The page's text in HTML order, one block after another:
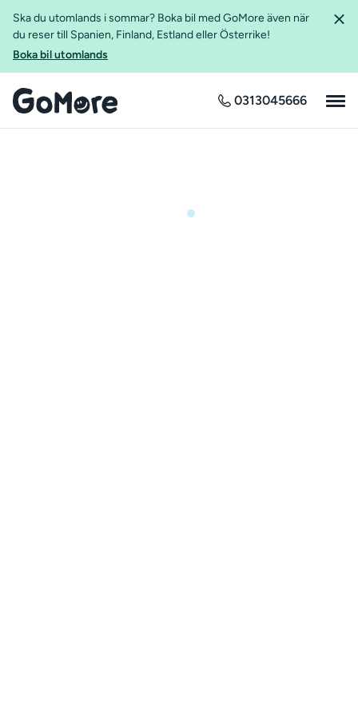
Ska du utomlands i sommar? Boka bil med GoMore även när
du reser till Spanien, Finland, Estland eller Österrike!
Boka bil utomlands
0313045666